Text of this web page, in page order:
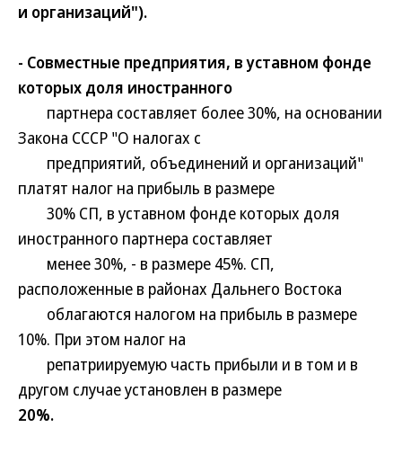
и организаций").
- Совместные предприятия, в уставном фонде
которых доля иностранного
партнера составляет более 30%, на основании
Закона СССР "О налогах с
предприятий, объединений и организаций"
платят налог на прибыль в размере
30% СП, в уставном фонде которых доля
иностранного партнера составляет
менее 30%, - в размере 45%. СП,
расположенные в районах Дальнего Востока
облагаются налогом на прибыль в размере
10%. При этом налог на
репатриируемую часть прибыли и в том и в
другом случае установлен в размере
20%.